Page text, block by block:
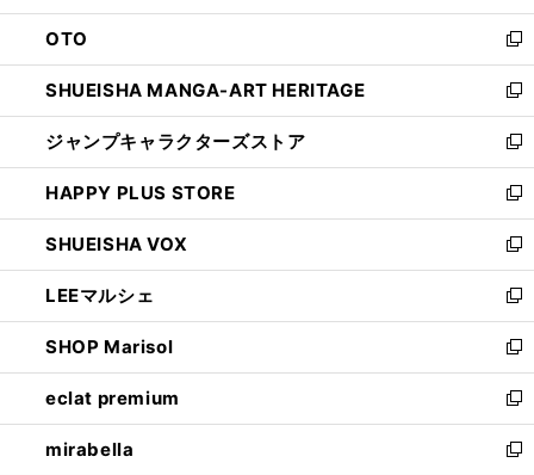
ウ
で
開
く
ン
ド
ウ
で
開
く
OTO
新
し
い
ウ
ィ
ン
ド
ウ
で
開
く
SHUEISHA MANGA-ART HERITAGE
新
し
い
ウ
ィ
ン
ド
ウ
で
開
く
ジャンプキャラクターズストア
新
し
い
ウ
ィ
ン
ド
ウ
で
開
く
HAPPY PLUS STORE
新
し
い
ウ
ィ
ン
ド
ウ
で
開
く
SHUEISHA VOX
新
し
い
ウ
ィ
ン
ド
ウ
で
LEEマルシェ
新
し
い
ウ
ィ
ン
ド
SHOP Marisol
新
し
い
ウ
ィ
eclat premium
新
し
い
mirabella
新